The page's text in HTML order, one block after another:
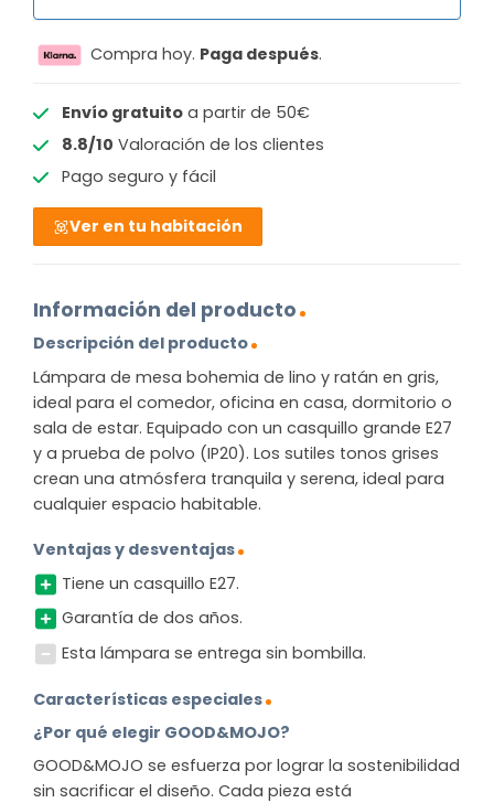
Compra hoy. Paga después.
Envío gratuitoa partir de 50€
8.8/10 Valoración de los clientes
Pago seguro y fácil
Ver en tu habitación
Información del producto
Descripción del producto
Lámpara de mesa bohemia de lino y ratán en gris,
ideal para el comedor, oficina en casa, dormitorio o
sala de estar. Equipado con un casquillo grande E27
y a prueba de polvo (IP20). Los sutiles tonos grises
crean una atmósfera tranquila y serena, ideal para
cualquier espacio habitable.
Ventajas y desventajas
Tiene un casquillo E27.
Garantía de dos años.
Esta lámpara se entrega sin bombilla.
Características especiales
¿Por qué elegir GOOD&MOJO?
GOOD&MOJO se esfuerza por lograr la sostenibilidad
sin sacrificar el diseño. Cada pieza está